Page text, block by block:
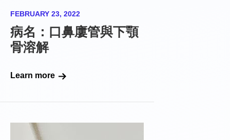
FEBRUARY 23, 2022
病名：口鼻廔管與下顎
骨溶解
Learn more